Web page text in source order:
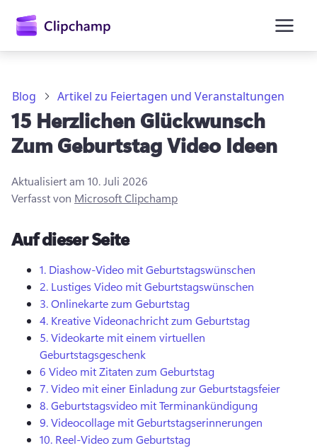
Anmelden
Blog Artikel zu Feiertagen und Veranstaltungen
15 Herzlichen Glückwunsch
Zum Geburtstag Video Ideen
Aktualisiert am 10. Juli 2026
Verfasst von Microsoft Clipchamp
Auf dieser Seite
1. Diashow-Video mit Geburtstagswünschen
2. Lustiges Video mit Geburtstagswünschen
3.Onlinekarte zum Geburtstag
4. Kreative Videonachricht zum Geburtstag
5.Videokarte mit einem virtuellen
Geburtstagsgeschenk
6 Video mit Zitaten zum Geburtstag
7.Video mit einer Einladung zur Geburtstagsfeier
8.Geburtstagsvideo mit Terminankündigung
9.Videocollage mit Geburtstagserinnerungen
10. Reel-Video zum Geburtstag